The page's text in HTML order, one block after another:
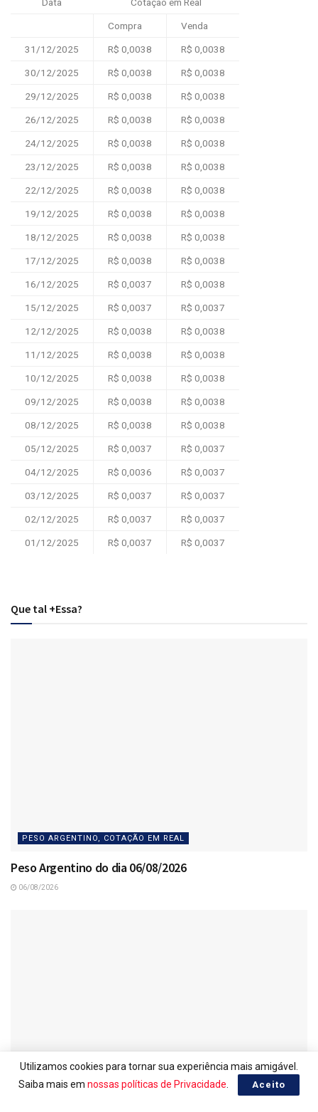
Compra Venda
31/12/2025 R$ 0,0038 R$ 0,0038
30/12/2025 R$ 0,0038 R$ 0,0038
29/12/2025 R$ 0,0038 R$ 0,0038
26/12/2025 R$ 0,0038 R$ 0,0038
24/12/2025 R$ 0,0038 R$ 0,0038
23/12/2025 R$ 0,0038 R$ 0,0038
22/12/2025 R$ 0,0038 R$ 0,0038
19/12/2025 R$ 0,0038 R$ 0,0038
18/12/2025 R$ 0,0038 R$ 0,0038
17/12/2025 R$ 0,0038 R$ 0,0038
16/12/2025 R$ 0,0037 R$ 0,0038
15/12/2025 R$ 0,0037 R$ 0,0037
12/12/2025 R$ 0,0038 R$ 0,0038
11/12/2025 R$ 0,0038 R$ 0,0038
10/12/2025 R$ 0,0038 R$ 0,0038
09/12/2025 R$ 0,0038 R$ 0,0038
08/12/2025 R$ 0,0038 R$ 0,0038
05/12/2025 R$ 0,0037 R$ 0,0037
04/12/2025 R$ 0,0036 R$ 0,0037
03/12/2025 R$ 0,0037 R$ 0,0037
02/12/2025 R$ 0,0037 R$ 0,0037
01/12/2025 R$ 0,0037 R$ 0,0037
Que tal +Essa?
PESO ARGENTINO, COTAÇÃO EM REAL
Peso Argentino do dia 06/08/2026
06/08/2026
Utilizamos cookies para tornar sua experiência mais amigável.
Saiba mais em nossas políticas de Privacidade Aceito